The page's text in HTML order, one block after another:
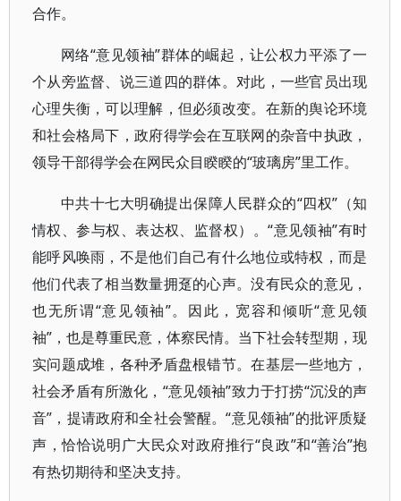
合作。
网络“意见领袖”群体的崛起，让公权力平添了一
个从旁监督、说三道四的群体。对此，一些官员出现
心理失衡，可以理解，但必须改变。在新的舆论环境
和社会格局下，政府得学会在互联网的杂音中执政，
领导干部得学会在网民众目睽睽的“玻璃房”里工作。
中共十七大明确提出保障人民群众的“四权”（知
情权、参与权、表达权、监督权）。“意见领袖”有时
能呼风唤雨，不是他们自己有什么地位或特权，而是
他们代表了相当数量拥趸的心声。没有民众的意见，
也无所谓“意见领袖”。因此，宽容和倾听“意见领
袖”，也是尊重民意，体察民情。当下社会转型期，现
实问题成堆，各种矛盾盘根错节。在基层一些地方，
社会矛盾有所激化，“意见领袖”致力于打捞“沉没的声
音”，提请政府和全社会警醒。“意见领袖”的批评质疑
声，恰恰说明广大民众对政府推行“良政”和“善治”抱
有热切期待和坚决支持。